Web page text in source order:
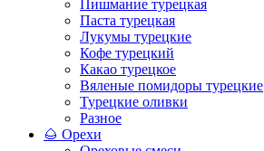
Пишмание турецкая
Паста турецкая
Лукумы турецкие
Кофе турецкий
Какао турецкое
Вяленые помидоры турецкие
Турецкие оливки
Разное
🌰 Орехи